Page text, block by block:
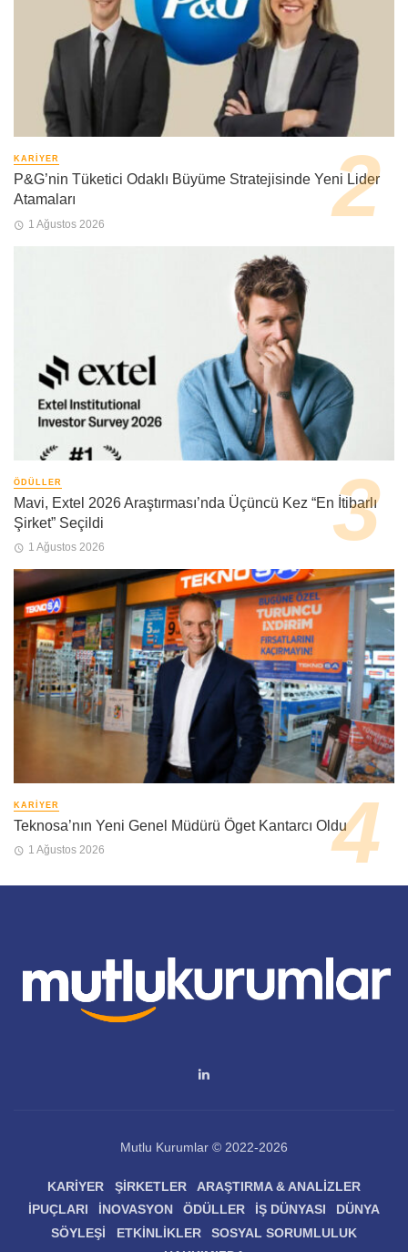
KARIYER
P&G’nin Tüketici Odaklı Büyüme Stratejisinde Yeni Lider
Atamaları
1 Ağustos 2026
ÖDÜLLER
Mavi, Extel 2026 Araştırması’nda Üçüncü Kez “En İtibarlı
Şirket” Seçildi
1 Ağustos 2026
KARIYER
Teknosa’nın Yeni Genel Müdürü Öget Kantarcı Oldu
1 Ağustos 2026
Mutlu Kurumlar © 2022-2026
KARIYER ŞIRKETLER
ARAŞTIRMA & ANALIZLER
İPUÇLARI
İNOVASYON ÖDÜLLER İŞ DÜNYASI
DÜNYA
SÖYLEŞI
ETKINLIKLER
SOSYAL SORUMLULUK